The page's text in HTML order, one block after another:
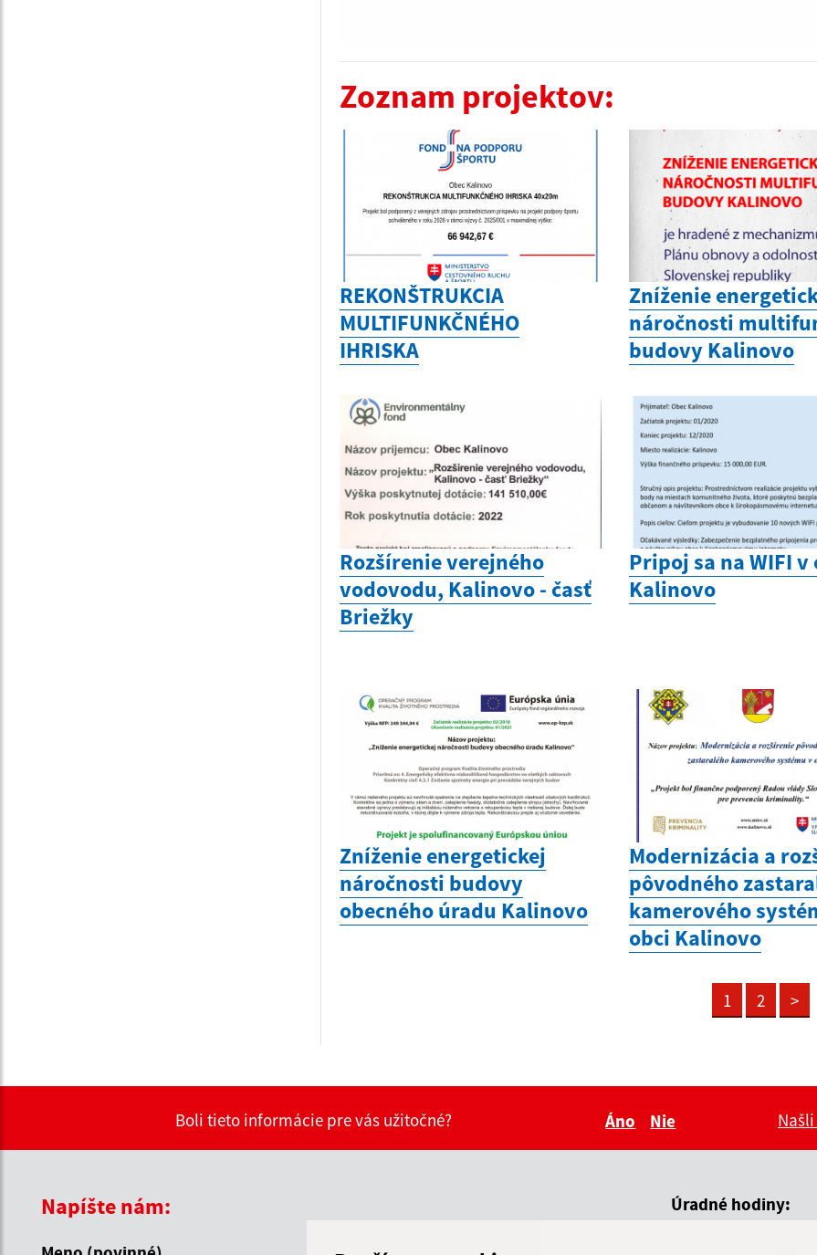
Zoznam projektov:
REKONŠTRUKCIA
MULTIFUNKČNÉHO
IHRISKA
Zníženie
náročnosti
budovy Kalinovo
Rozšírenie verejného
vodovodu, Kalinovo - časť
Briežky
Pripoj sa na WIFI v
Kalinovo
Zníženie energetickej
náročnosti budovy
obecného úradu Kalinovo
Modernizácia a
pôvodného
kamerového
obci Kalinovo
1 2 >
Boli tieto informácie pre vás užitočné?
Áno
Nie
Napíšte nám: Úradné hodiny: